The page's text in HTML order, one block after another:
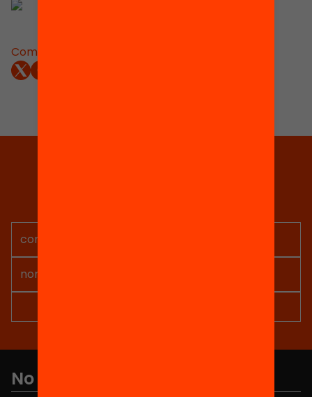
Comparteix:
No et perdis res